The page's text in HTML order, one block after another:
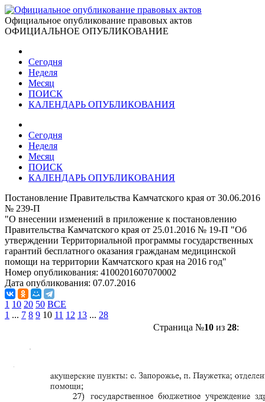
Официальное опубликование правовых актов
ОФИЦИАЛЬНОЕ ОПУБЛИКОВАНИЕ
Сегодня
Неделя
Месяц
ПОИСК
КАЛЕНДАРЬ ОПУБЛИКОВАНИЯ
Сегодня
Неделя
Месяц
ПОИСК
КАЛЕНДАРЬ ОПУБЛИКОВАНИЯ
Постановление Правительства Камчатского края от 30.06.2016
№ 239-П
"О внесении изменений в приложение к постановлению
Правительства Камчатского края от 25.01.2016 № 19-П "Об
утверждении Территориальной программы государственных
гарантий бесплатного оказания гражданам медицинской
помощи на территории Камчатского края на 2016 год"
Номер опубликования: 4100201607070002
Дата опубликования: 07.07.2016
1 10 20 50 ВСЕ
1 ... 7 8 9 10 11 12 13 ... 28
Страница №10из 28: